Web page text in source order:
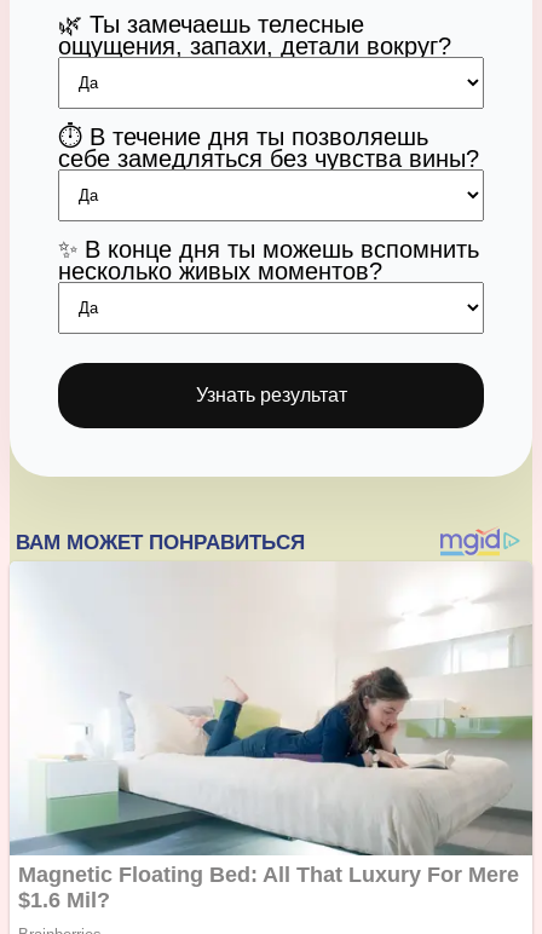
🌿 Ты замечаешь телесные
ощущения, запахи, детали вокруг?
⏱️ В течение дня ты позволяешь
себе замедляться без чувства вины?
✨ В конце дня ты можешь вспомнить
несколько живых моментов?
Узнать результат